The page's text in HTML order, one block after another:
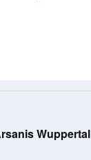
Wuppertal